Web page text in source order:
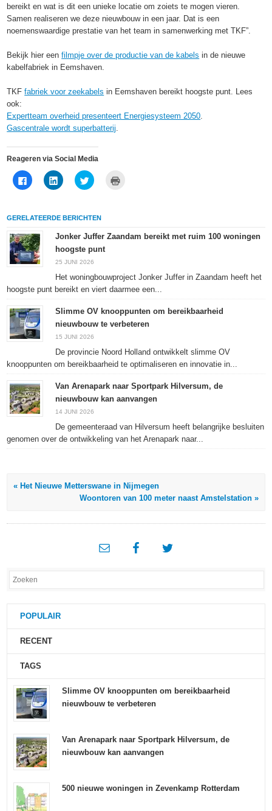
bereikt en wat is dit een unieke locatie om zoiets te mogen vieren.
Samen realiseren we deze nieuwbouw in een jaar. Dat is een
noemenswaardige prestatie van het team in samenwerking met TKF”.
Bekijk hier eenfilmpje over de productie van de kabels in de nieuwe
kabelfabriek in Eemshaven.
TKFfabriek voor zeekabels in Eemshaven bereikt hoogste punt. Lees
ook:
Expertteam overheid presenteert Energiesysteem 2050.
Gascentrale wordt superbatterij.
Reageren via Social Media
Klik
om
Facebook
(Wordt
een
nieuw
venster
geopend)
Klik
om
delen
(Wordt
een
venster
geopend)
Klik
om
Twitter
(Wordt
een
venster
geopend)
nieuw
GERELATEERDE BERICHTEN
Jonker Juffer Zaandam bereikt met ruim 100 woningen
hoogste punt
25 JUNI 2026
Het woningbouwproject Jonker Juffer in Zaandam heeft het
hoogste punt bereikt en viert daarmee een...
Slimme OV knooppunten om bereikbaarheid
nieuwbouw te verbeteren
15 JUNI 2026
De provincie Noord Holland ontwikkelt slimme OV
knooppunten om bereikbaarheid te optimaliseren en innovatie in...
Van Arenapark naar Sportpark Hilversum, de
nieuwbouw kan aanvangen
14 JUNI 2026
De gemeenteraad van Hilversum heeft belangrijke besluiten
genomen over de ontwikkeling van het Arenapark naar...
« Het Nieuwe Metterswane in Nijmegen
Woontoren van 100 meter naast Amstelstation »
POPULAIR
RECENT
TAGS
Slimme OV knooppunten om bereikbaarheid
nieuwbouw te verbeteren
Van Arenapark naar Sportpark Hilversum, de
nieuwbouw kan aanvangen
500 nieuwe woningen in Zevenkamp Rotterdam